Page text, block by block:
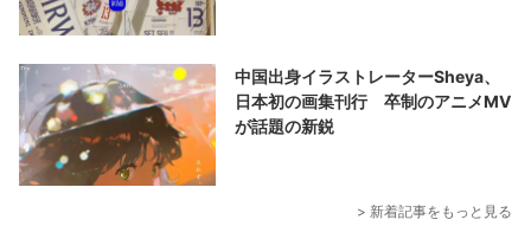
中国出身イラストレーターSheya、
日本初の画集刊行 卒制のアニメMV
が話題の新鋭
> 新着記事をもっと見る